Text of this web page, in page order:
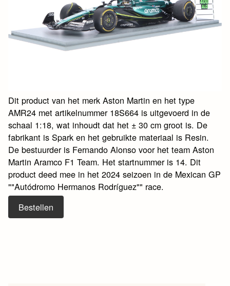
Dit product van het merk Aston Martin en het type
AMR24 met artikelnummer 18S664 is uitgevoerd in de
schaal 1:18, wat inhoudt dat het ± 30 cm groot is. De
fabrikant is Spark en het gebruikte materiaal is Resin.
De bestuurder is Fernando Alonso voor het team Aston
Martin Aramco F1 Team. Het startnummer is 14. Dit
product deed mee in het 2024 seizoen in de Mexican GP
""Autódromo Hermanos Rodríguez"" race.
Bestellen